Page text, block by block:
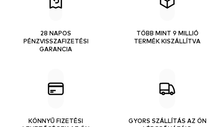
28 NAPOS
PÉNZVISSZAFIZETÉSI
GARANCIA
TÖBB MINT 9 MILLIÓ
TERMÉK KISZÁLLÍTVA
KÖNNYŰ FIZETÉSI
GYORS SZÁLLÍTÁS AZ ÖN